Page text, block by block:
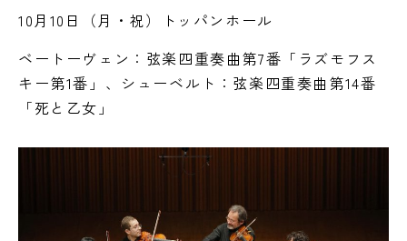
10月10日（月・祝）トッパンホール
ベートーヴェン：弦楽四重奏曲第7番「ラズモフス
キー第1番」、シューベルト：弦楽四重奏曲第14番
「死と乙女」